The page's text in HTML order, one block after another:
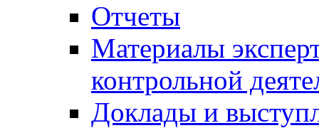
Отчеты
Материалы
контрольной
Доклады и